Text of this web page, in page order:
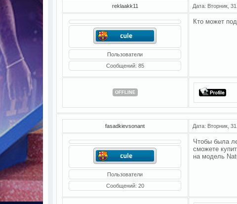
reklaakk11 Дата: Вторник,
Пользователи
Сообщений: 85
Кто может
OFFLINE
fasadkievsonant Дата: Вторник,
Пользователи
Сообщений: 20
Чтобы была
сможете
на модель